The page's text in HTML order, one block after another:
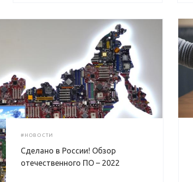
#НОВОСТИ
Сделано в России! Обзор
отечественного ПО – 2022